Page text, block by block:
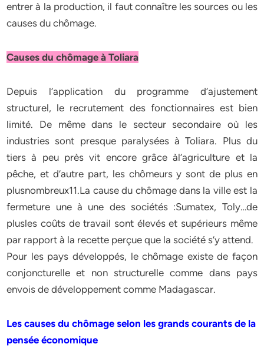
entrer à la production, il faut connaître les sources ou les
causes du chômage.
Causes du chômage à Toliara
Depuis l’application du programme d’ajustement
structurel, le recrutement des fonctionnaires est bien
limité. De même dans le secteur secondaire où les
industries sont presque paralysées à Toliara. Plus du
tiers à peu près vit encore grâce àl’agriculture et la
pêche, et d’autre part, les chômeurs y sont de plus en
plusnombreux11.La cause du chômage dans la ville est la
fermeture une à une des sociétés :Sumatex, Toly…de
plusles coûts de travail sont élevés et supérieurs même
par rapport à la recette perçue que la société s’y attend.
Pour les pays développés, le chômage existe de façon
conjoncturelle et non structurelle comme dans pays
envois de développement comme Madagascar.
Les causes du chômage selon les grands courants de la
pensée économique